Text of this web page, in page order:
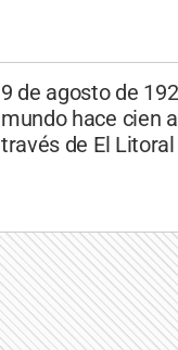
9 de agosto de
mundo hace cien
través de El Litoral